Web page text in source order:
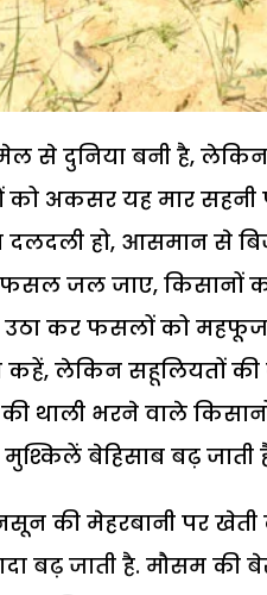
से दुनिया बनी है, लेकिन
को अकसर यह मार सहनी
दलदली हो, आसमान से
जल जाए, किसानों
कर फसलों को महफूज
लेकिन सहूलियतों की
की थाली भरने वाले
बेहिसाब बढ़ जाती
की मेहरबानी पर
बढ़ जाती है. मौसम की